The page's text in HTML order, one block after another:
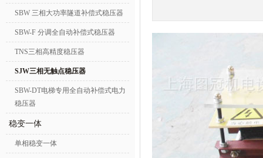
SBW 三相大功率隧道补偿式稳压器
SBW-F 分调全自动补偿式稳压器
TNS三相高精度稳压器
SJW三相无触点稳压器
SBW-DT电梯专用全自动补偿式电力
稳压器
稳变一体
单相稳变一体